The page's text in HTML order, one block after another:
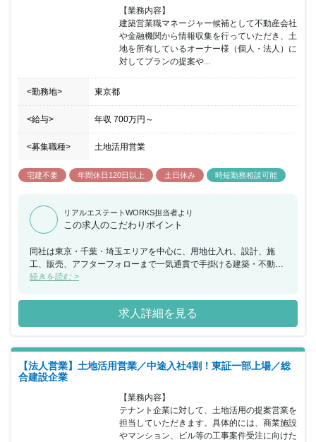
【業務内容】
建築営業職マネージャー候補として不動産会社
や金融機関から情報収集を行っていただき、土
地を所有しているオーナー様（個人・法人）に
対してプランの提案や...
<勤務地> 東京都
<給与> 年収 700万円 ～
<募集職種> 土地活用営業
宅建不要 年間休日120日以上 土日休み 時短勤務相談可能
リアルエステートWORKS担当者より
この求人のこだわりポイント
同社は東京・千葉・埼玉エリアを中心に、用地仕入れ、設計、施
工、販売、アフターフォローまで一気通貫で手掛ける建築・不動産
の会社です。主力である建売住宅を中心に、ホテルや共同住宅・商
の強みである、一気通貫したサポートを可能にしているのは、各部
門ごとにマネージャークラス、そして役員クラスの人員を配置し、
連携をとっているためです。今回募集する建築案件の販路拡大業務
役員クラスを目指していただきたいと思っています。もちろん、成
果に対する正当な対価として、インセンティブなどの報酬をご用意
しておりますので、今までのキャリアで培った手法や人脈を活かし
続きを読む >
求人詳細を見る
【法人営業】土地活用営業／中途入社4割！東証一部上場／総
合建設企業
【業務内容】
テナント企業に対して、土地活用の提案営業を
担当していただきます。具体的には、商業施設
やマンション、ビル等の工事案件受注に向けた